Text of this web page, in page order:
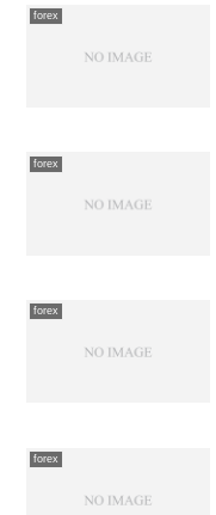
forex
forex
forex
forex